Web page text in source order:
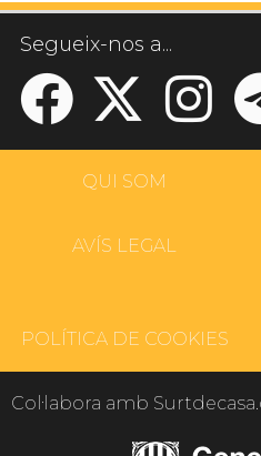
Segueix-nos a...
QUI SOM
AVÍS LEGAL
POLÍTICA DE COOKIES
Col·labora amb